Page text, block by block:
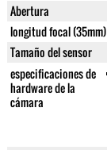
Abertura
longitud focal (35mm)
Tamaño del sensor
especificaciones de
hardware de la
cámara